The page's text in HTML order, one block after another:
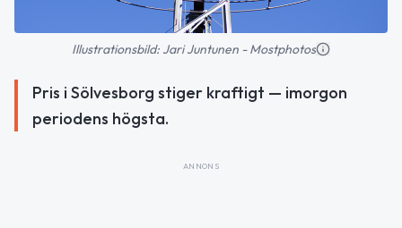
Illustrationsbild: Jari Juntunen - Mostphotos
Pris i Sölvesborg stiger kraftigt — imorgon
periodens högsta.
ANNONS